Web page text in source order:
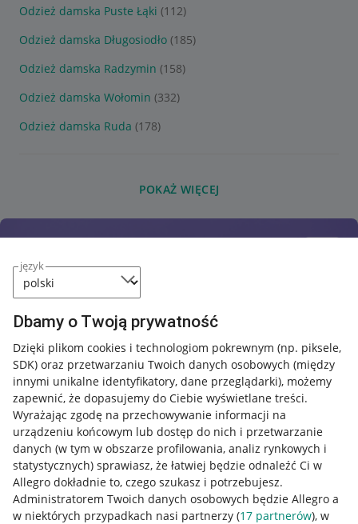
język
Dbamy o Twoją prywatność
Dzięki plikom cookies i technologiom pokrewnym (np. piksele,
SDK) oraz przetwarzaniu Twoich danych osobowych (między
innymi unikalne identyfikatory, dane przeglądarki), możemy
zapewnić, że dopasujemy do Ciebie wyświetlane treści.
Wyrażając zgodę na przechowywanie informacji na
urządzeniu końcowym lub dostęp do nich i przetwarzanie
danych (w tym w obszarze profilowania, analiz rynkowych i
statystycznych) sprawiasz, że łatwiej będzie odnaleźć Ci w
Allegro dokładnie to, czego szukasz i potrzebujesz.
Administratorem Twoich danych osobowych będzie Allegro a
w niektórych przypadkach nasi partnerzy (17 partnerów), w
Odzież damska Puste Łąki (112)
Odzież damska Długosiodło (185)
Odzież damska Radzymin (158)
Odzież damska Wołomin (332)
Odzież damska Ruda (178)
POKAŻ WIĘCEJ